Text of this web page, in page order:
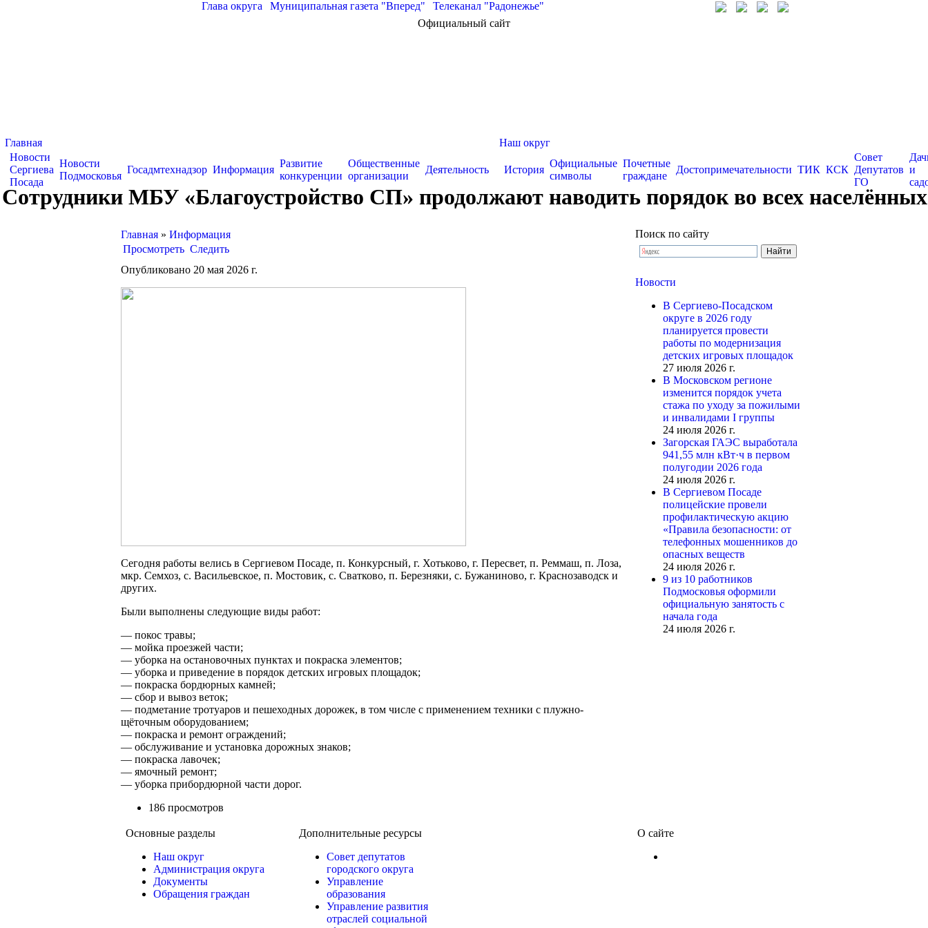
Глава округа Муниципальная газета "Вперед"
Телеканал "Радонежье"
Официальный сайт
Главная
Новости
Сергиева
Посада
Новости
Подмосковья
Госадмтехнадзор Информация
Развитие
конкуренции
Общественные
организации
Деятельность
Наш округ
История
Официальные
символы
Почетные
граждане
Достопримечательности ТИК КСК
Совет
Депутатов
ГО
и
Сотрудники МБУ «Благоустройство СП» продолжают наводить порядок во всех
Главная » Информация
Просмотреть Следить
Опубликовано 20 мая 2026 г.
Сегодня работы велись в Сергиевом Посаде, п. Конкурсный, г. Хотьково, г. Пересвет, п. Реммаш, п. Лоза,
мкр. Семхоз, с. Васильевское, п. Мостовик, с. Сватково, п. Березняки, с. Бужаниново, г. Краснозаводск и
других.
Были выполнены следующие виды работ:
— покос травы;
— мойка проезжей части;
— уборка на остановочных пунктах и покраска элементов;
— уборка и приведение в порядок детских игровых площадок;
— покраска бордюрных камней;
— сбор и вывоз веток;
— подметание тротуаров и пешеходных дорожек, в том числе с применением техники с плужно-
щёточным оборудованием;
— покраска и ремонт ограждений;
— обслуживание и установка дорожных знаков;
— покраска лавочек;
— ямочный ремонт;
— уборка прибордюрной части дорог.
186 просмотров
Поиск по сайту
Новости
В Сергиево-Посадском
округе в 2026 году
планируется провести
работы по модернизация
детских игровых площадок
27 июля 2026 г.
В Московском регионе
изменится порядок учета
стажа по уходу за пожилыми
и инвалидами I группы
24 июля 2026 г.
Загорская ГАЭС выработала
941,55 млн кВт·ч в первом
полугодии 2026 года
24 июля 2026 г.
В Сергиевом Посаде
полицейские провели
профилактическую акцию
«Правила безопасности: от
телефонных мошенников до
опасных веществ
24 июля 2026 г.
9 из 10 работников
Подмосковья оформили
официальную занятость с
начала года
24 июля 2026 г.
Основные разделы
Наш округ
Администрация округа
Документы
Обращения граждан
Дополнительные ресурсы
Совет депутатов
городского округа
Управление
образования
Управление развития
отраслей социальной
О сайте